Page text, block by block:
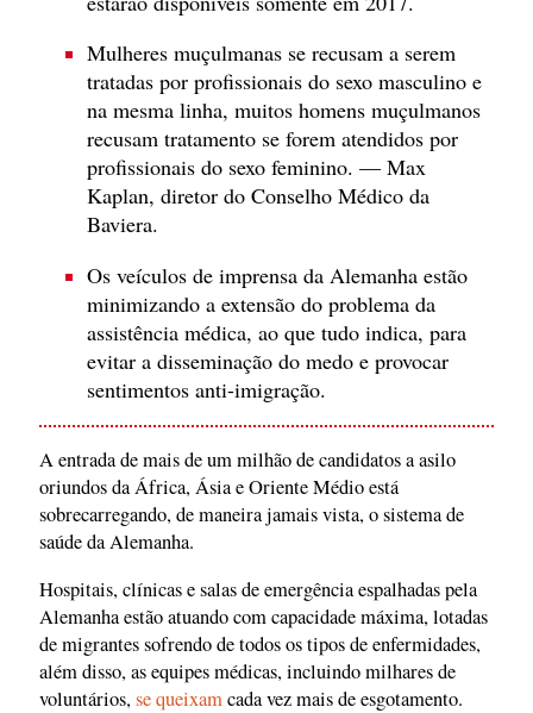
Mulheres muçulmanas se recusam a serem
tratadas por profissionais do sexo masculino e
na mesma linha, muitos homens muçulmanos
recusam tratamento se forem atendidos por
profissionais do sexo feminino. — Max
Kaplan, diretor do Conselho Médico da
Baviera.
Os veículos de imprensa da Alemanha estão
minimizando a extensão do problema da
assistência médica, ao que tudo indica, para
evitar a disseminação do medo e provocar
sentimentos anti-imigração.
A entrada de mais de um milhão de candidatos a asilo
oriundos da África, Ásia e Oriente Médio está
sobrecarregando, de maneira jamais vista, o sistema de
saúde da Alemanha.
Hospitais, clínicas e salas de emergência espalhadas pela
Alemanha estão atuando com capacidade máxima, lotadas
de migrantes sofrendo de todos os tipos de enfermidades,
além disso, as equipes médicas, incluindo milhares de
voluntários,se queixamcada vez mais de esgotamento.